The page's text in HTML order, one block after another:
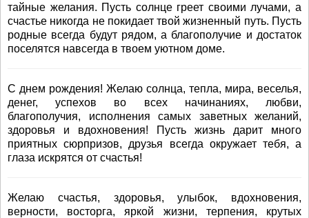
тайные желания. Пусть солнце греет своими лучами, а
счастье никогда не покидает твой жизненный путь. Пусть
родные всегда будут рядом, а благополучие и достаток
поселятся навсегда в твоем уютном доме.
С днем рождения! Желаю солнца, тепла, мира, веселья,
денег, успехов во всех начинаниях, любви,
благополучия, исполнения самых заветных желаний,
здоровья и вдохновения! Пусть жизнь дарит много
приятных сюрпризов, друзья всегда окружает тебя, а
глаза искрятся от счастья!
Желаю счастья, здоровья, улыбок, вдохновения,
верности, восторга, яркой жизни, терпения, крутых